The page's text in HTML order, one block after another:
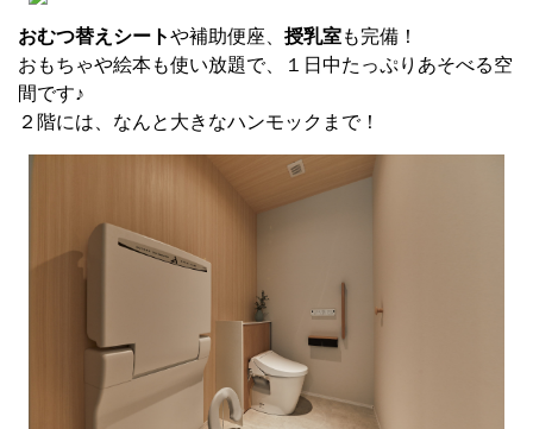
おむつ替えシートや補助便座、 授乳室も完備！
おもちゃや絵本も使い放題で、１日中たっぷりあそべる空
間です♪
２階には、なんと大きなハンモックまで！